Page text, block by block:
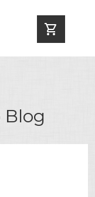
shopping_cart
Blog